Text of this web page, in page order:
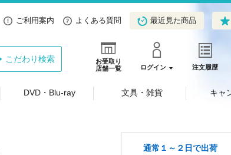
ご利用案内 よくある質問 最近見た商品
お受取り
店舗一覧
ログイン 注文履歴
こだわり検索
DVD・Blu-ray 文具・雑貨 キャ
通常１～２日で出荷